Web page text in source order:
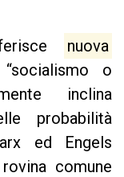
nuova
o
inclina
probabilità
ed Engels
comune